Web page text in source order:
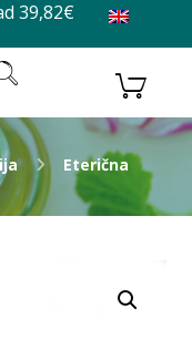
39,82€
Eterična